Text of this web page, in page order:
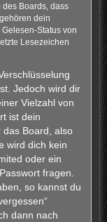
Boards, dass
dein
Status von
Lesezeichen
Jedoch wird dir
Vielzahl von
ist dein
das Board, also
wird dich kein
oder ein
fragen.
so kannst du
dann nach